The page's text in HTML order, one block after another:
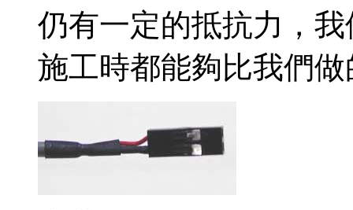
仍有一定的抵抗力，
施工時都能夠比我們